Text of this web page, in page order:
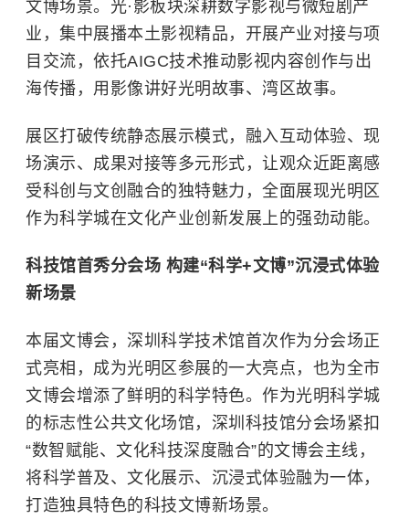
文博场景。光·影板块深耕数字影视与微短剧产
业，集中展播本土影视精品，开展产业对接与项
目交流，依托AIGC技术推动影视内容创作与出
海传播，用影像讲好光明故事、湾区故事。
展区打破传统静态展示模式，融入互动体验、现
场演示、成果对接等多元形式，让观众近距离感
受科创与文创融合的独特魅力，全面展现光明区
作为科学城在文化产业创新发展上的强劲动能。
科技馆首秀分会场 构建“科学+文博”沉浸式体验
新场景
本届文博会，深圳科学技术馆首次作为分会场正
式亮相，成为光明区参展的一大亮点，也为全市
文博会增添了鲜明的科学特色。作为光明科学城
的标志性公共文化场馆，深圳科技馆分会场紧扣
“数智赋能、文化科技深度融合”的文博会主线，
将科学普及、文化展示、沉浸式体验融为一体，
打造独具特色的科技文博新场景。